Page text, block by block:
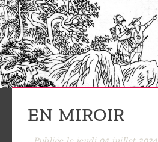
Ciel
Parmi les
producteurs,
le blog
sommes-
EN MIROIR